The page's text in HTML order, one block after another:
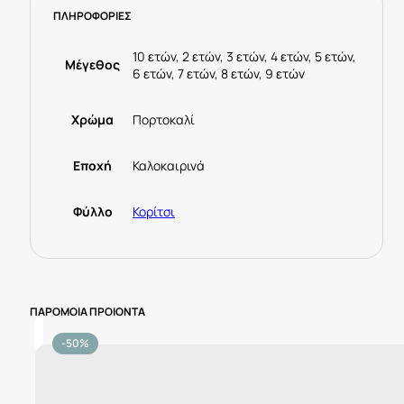
ποσότητα
ΠΛΗΡΟΦΟΡΙΕΣ
Μέγεθος
10 ετών, 2 ετών, 3 ετών, 4 ετών, 5 ετών,
6 ετών, 7 ετών, 8 ετών, 9 ετών
Χρώμα Πορτοκαλί
Εποχή Καλοκαιρινά
Φύλλο Κορίτσι
ΠΑΡΟΜΟΙΑ ΠΡΟΙΟΝΤΑ
-50%